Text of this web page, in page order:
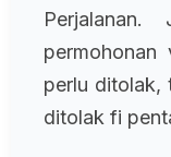
perlu ditolak,
ditolak fi